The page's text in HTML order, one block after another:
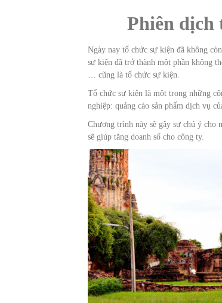
Phiên dịch
Ngày nay tổ chức sự kiện đã không
sự kiện đã trở thành một phần không
… cũng là tổ chức sự kiện.
Tổ chức sự kiện là một trong những
nghiệp: quảng cáo sản phẩm dịch vụ
Chương trình này sẽ gây sự chú ý cho
sẽ giúp tăng doanh số cho công ty.